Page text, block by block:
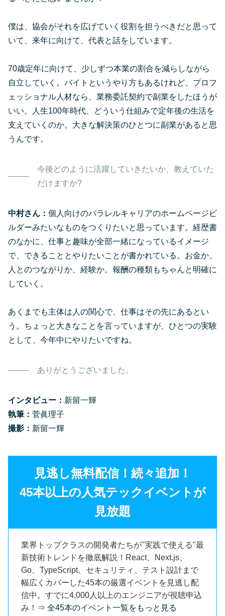
僕は、協会がそれを広げていく役割を担うべきだと思って
いて、来年に向けて、代表と話をしています。
70歳定年に向けて、少しずつ本業の割合を減らしながら
自立していく。バイトというやり方もあるけれど、プロフ
ェッショナル人材なら、業務委託契約で副業をしたほうが
いい。人生100年時代、どういう仕組みで定年後の生活を
支えていくのか。大きな解決策のひとつに副業があると思
うんです。
今後どのように活躍していきたいか、教えていた
だけますか?
中村さん： 個人向けのパラレルキャリアのホームページビ
ルダーみたいなものをつくりたいと思っています。経歴書
のなかに、仕事と趣味が全部一緒になっているイメージ
で、できることとやりたいことが書かれている。お金か、
人とのつながりか、経験か。報酬の種類もちゃんと明確に
していく。
あくまでも主体は人の関心で、仕事はその先にあるとい
う。ちょっと大きなことを言っていますが、ひとつの実験
として、今年中にやりたいですね。
ありがとうございました。
インタビュー： 新留一輝
執筆： 菅眞理子
撮影： 新留一輝
見逃し無料配信！続々追加！
45本以上の人気テックイベントが
見放題
業界トップクラスの開発者たちが"実践で使える"最
新技術トレンドを徹底解説！React、Next.js、
Go、TypeScript、セキュリティ、テスト設計まで
幅広くカバーした45本の厳選イベントを見逃し配
信中。すでに4,000人以上のエンジニアが視聴申込
み！ ⇒ 全45本のイベント一覧をもっと見る